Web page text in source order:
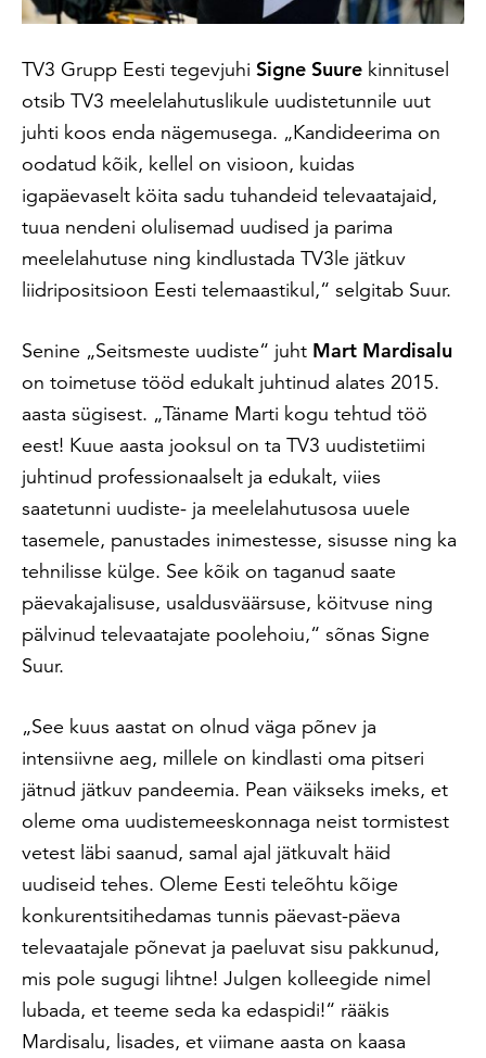
TV3 Grupp Eesti tegevjuhi Signe Suure kinnitusel
otsib TV3 meelelahutuslikule uudistetunnile uut
juhti koos enda nägemusega. „Kandideerima on
oodatud kõik, kellel on visioon, kuidas
igapäevaselt köita sadu tuhandeid televaatajaid,
tuua nendeni olulisemad uudised ja parima
meelelahutuse ning kindlustada TV3le jätkuv
liidripositsioon Eesti telemaastikul,“ selgitab Suur.
Senine „Seitsmeste uudiste“ juht Mart Mardisalu
on toimetuse tööd edukalt juhtinud alates 2015.
aasta sügisest. „Täname Marti kogu tehtud töö
eest! Kuue aasta jooksul on ta TV3 uudistetiimi
juhtinud professionaalselt ja edukalt, viies
saatetunni uudiste- ja meelelahutusosa uuele
tasemele, panustades inimestesse, sisusse ning ka
tehnilisse külge. See kõik on taganud saate
päevakajalisuse, usaldusväärsuse, köitvuse ning
pälvinud televaatajate poolehoiu,“ sõnas Signe
Suur.
„See kuus aastat on olnud väga põnev ja
intensiivne aeg, millele on kindlasti oma pitseri
jätnud jätkuv pandeemia. Pean väikseks imeks, et
oleme oma uudistemeeskonnaga neist tormistest
vetest läbi saanud, samal ajal jätkuvalt häid
uudiseid tehes. Oleme Eesti teleõhtu kõige
konkurentsitihedamas tunnis päevast-päeva
televaatajale põnevat ja paeluvat sisu pakkunud,
mis pole sugugi lihtne! Julgen kolleegide nimel
lubada, et teeme seda ka edaspidi!“ rääkis
Mardisalu, lisades, et viimane aasta on kaasa